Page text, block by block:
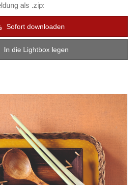
als .zip:
Sofort downloaden
In die Lightbox legen